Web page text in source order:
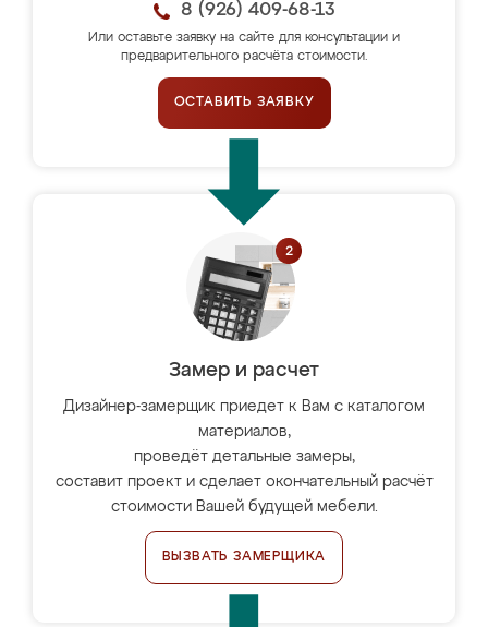
8 (926) 409-68-13
Или оставьте заявку на сайте для консультации и
предварительного расчёта стоимости.
ОСТАВИТЬ ЗАЯВКУ
Замер и расчет
Дизайнер-замерщик приедет к Вам с каталогом
материалов,
проведёт детальные замеры,
составит проект и сделает окончательный расчёт
стоимости Вашей будущей мебели.
ВЫЗВАТЬ ЗАМЕРЩИКА